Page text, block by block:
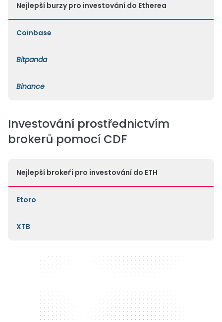
Nejlepší burzy pro investování do Etherea
Coinbase
Bitpanda
Binance
Investování prostřednictvím
brokerů pomocí CDF
Nejlepší brokeři pro investování do ETH
Etoro
XTB
300 x 250